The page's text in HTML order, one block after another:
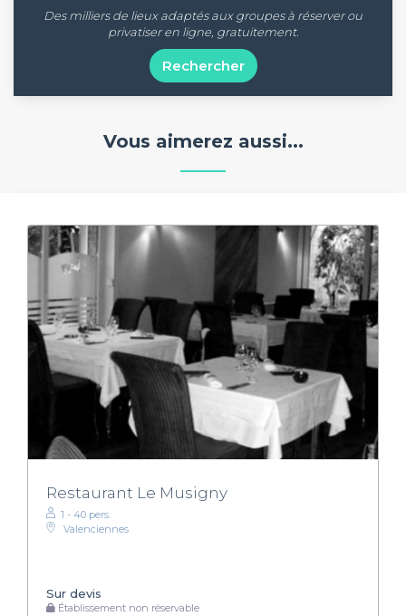
Des milliers de lieux adaptés aux groupes à réserver ou
privatiser en ligne, gratuitement.
Rechercher
Vous aimerez aussi...
Restaurant Le Musigny
1 - 40 pers.
Valenciennes
Sur devis
Établissement non réservable